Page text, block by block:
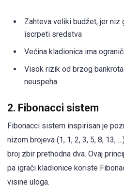
Zahteva veliki budžet, jer niz
iscrpeti sredstva
Većina kladionica ima
Visok rizik od brzog
neuspeha
2. Fibonacci sistem
Fibonacci sistem inspirisan je
nizom brojeva (1, 1, 2, 3, 5, 8, 13,
broj zbir prethodna dva. Ovaj
pa igrači kladionice koriste
visine uloga.